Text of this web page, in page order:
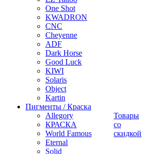
One Shot
KWADRON
CNC
Cheyenne
ADF
Dark Horse
Good Luck
KIWI
Solaris
Object
Kartin
Пигменты / Краска
Allegory
КРАСКА
World Famous
Eternal
Solid
Товары
со
скидкой